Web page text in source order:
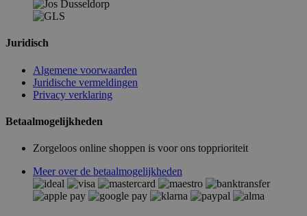
Juridisch
Algemene voorwaarden
Juridische vermeldingen
Privacy verklaring
Betaalmogelijkheden
Zorgeloos online shoppen is voor ons topprioriteit
Meer over de betaalmogelijkheden